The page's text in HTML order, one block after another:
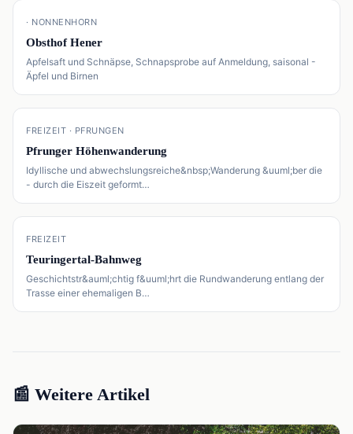
📍
· NONNENHORN
Obsthof Hener
Apfelsaft und Schnäpse, Schnapsprobe auf Anmeldung, saisonal -
Äpfel und Birnen
📍
FREIZEIT · PFRUNGEN
Pfrunger Höhenwanderung
Idyllische und abwechslungsreiche&nbsp;Wanderung &uuml;ber die
- durch die Eiszeit geformt…
📍
FREIZEIT
Teuringertal-Bahnweg
Geschichtstr&auml;chtig f&uuml;hrt die Rundwanderung entlang der
Trasse einer ehemaligen B…
📰 Weitere Artikel